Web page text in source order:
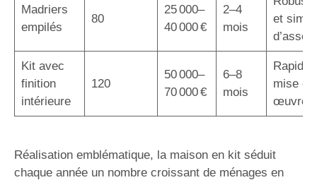
Madriers
empilés
80
25 000–
40 000 €
2–4
mois
et
Kit avec
finition
intérieure
120
50 000–
70 000 €
6–8
mois
mise en
œuvre
Réalisation emblématique, la maison en kit séduit
chaque année un nombre croissant de ménages en